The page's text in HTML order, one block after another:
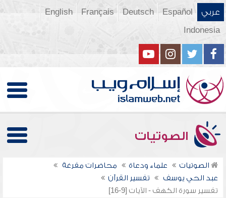
عربي Español
Deutsch
Français
English
Indonesia
الصوتيات
الصوتيات علماء ودعاة
محاضرات مفرغة
عبد الحي يوسف
تفسير القرآن
تفسير سورة الكهف - الآيات [9-16]